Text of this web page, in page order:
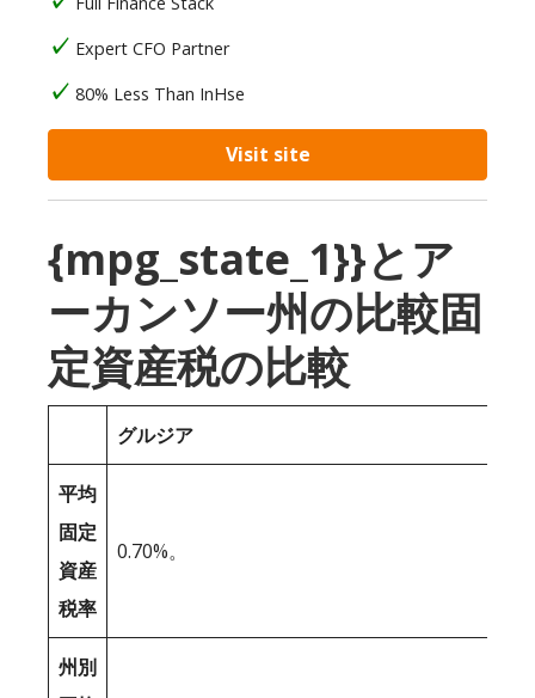
Expert CFO Partner
80% Less Than InHse
Visit site
{mpg_state_1}}とア
ーカンソー州の比較固
定資産税の比較
グルジア
平均
固定
資産
税率
0.70%。
州別